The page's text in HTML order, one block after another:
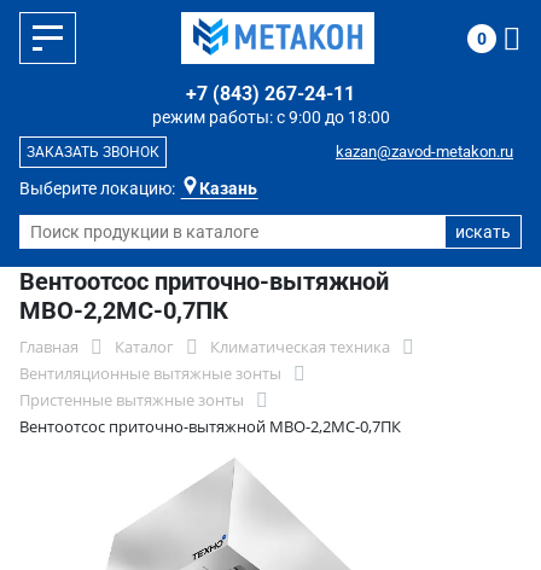
Выберите локацию: Казань
режим работы: с 9:00 до 18:00
+7 (843) 267-24-11
kazan@zavod-metakon.ru
ЗАКАЗАТЬ ЗВОНОК
0
Вентоотсос приточно-вытяжной
МВО-2,2МС-0,7ПК
Главная Каталог
Климатическая техника
Вентиляционные вытяжные зонты
Пристенные вытяжные зонты
Вентоотсос приточно-вытяжной МВО-2,2МС-0,7ПК